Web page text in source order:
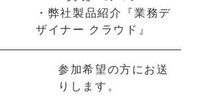
・弊社製品紹介『業務デ
ザイナー クラウド』
参加希望の方にお送
りします。